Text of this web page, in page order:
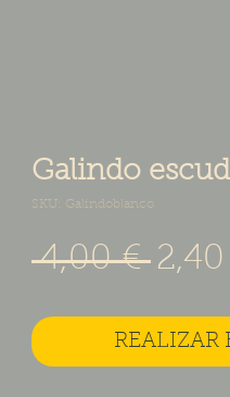
Galindo
SKU: Galindoblanco
4,00 €
REALIZAR